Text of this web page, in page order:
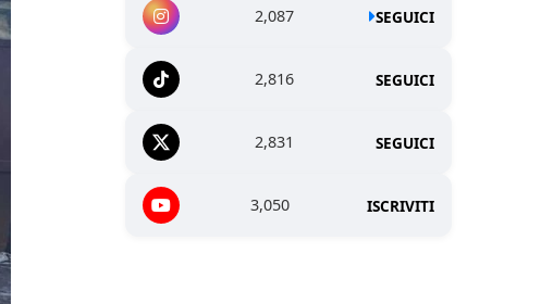
2,087 SEGUICI
2,816 SEGUICI
2,831 SEGUICI
3,050 ISCRIVITI